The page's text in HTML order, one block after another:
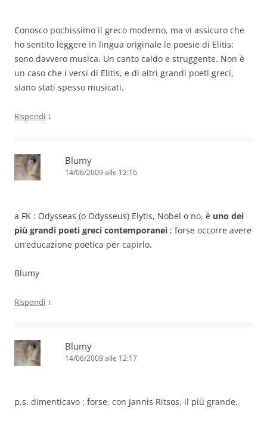
Conosco pochissimo il greco moderno, ma vi assicuro che
ho sentito leggere in lingua originale le poesie di Elitis:
sono davvero musica. Un canto caldo e struggente. Non è
un caso che i versi di Elitis, e di altri grandi poeti greci,
siano stati spesso musicati.
Rispondi ↓
Blumy
14/06/2009 alle 12:16
a FK : Odysseas (o Odysseus) Elytis, Nobel o no, è uno dei
più grandi poeti greci contemporanei ; forse occorre avere
un’educazione poetica per capirlo.
Blumy
Rispondi ↓
Blumy
14/06/2009 alle 12:17
p.s. dimenticavo : forse, con Jannis Ritsos, il più grande.